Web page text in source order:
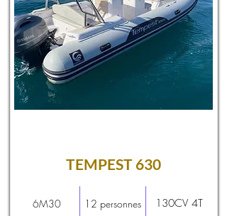
TEMPEST 630
6M30 12 personnes 130CV 4T